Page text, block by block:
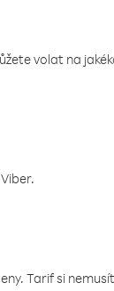
volat na
Tarif si